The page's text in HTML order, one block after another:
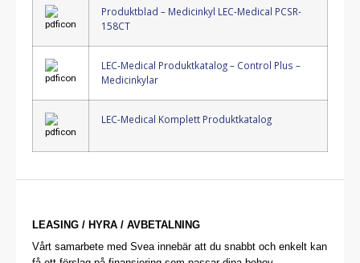
Produktblad – Medicinkyl LEC-Medical PCSR-
158CT
LEC-Medical Produktkatalog – Control Plus –
Medicinkylar
LEC-Medical Komplett Produktkatalog
LEASING / HYRA / AVBETALNING
Vårt samarbete med Svea innebär att du snabbt och enkelt kan